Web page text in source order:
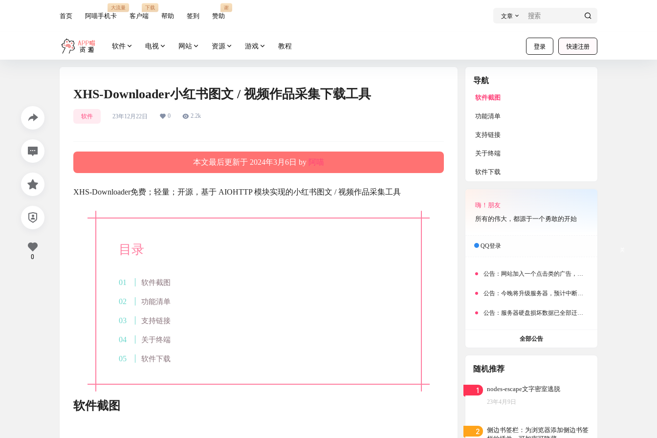
首页 阿喵手机卡
大流量
客户端
下载
帮助 签到 赞助
谢
文章
登录 快速注册
软件 电视 网站 资源 游戏 教程
XHS-Downloader小红书图文 / 视频作品采集下载工具
软件 23年12月22日 0 2.2k
本文最后更新于 2024年3月6日 by 阿喵
XHS-Downloader免费；轻量；开源，基于 AIOHTTP 模块实现的小红书图文 / 视频作品采集工具
目录
软件截图
功能清单
支持链接
关于终端
软件下载
软件截图
0
导航
软件截图
功能清单
支持链接
关于终端
软件下载
嗨！朋友
所有的伟大，都源于一个勇敢的开始
QQ登录
公告： 网站加入一个点击类的广告，大家点击下载按钮需要注意
公告： 今晚将升级服务器，预计中断时常为1分钟
公告： 服务器硬盘损坏数据已全部迁移备份，网站恢复完成！
全部公告
随机推荐
1 nodes-escape文字密室逃脱
23年4月9日
2
侧边书签栏：为浏览器添加侧边书签